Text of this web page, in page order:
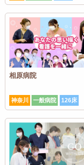
相原病院
神奈川 一般病院 126床